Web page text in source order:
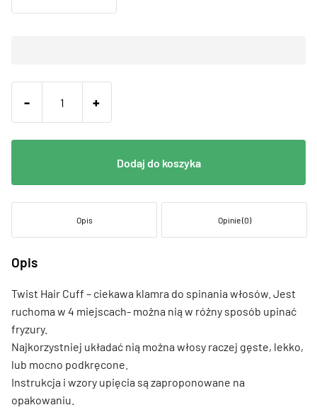
- +
Dodaj do koszyka
Opis Opinie (0)
Opis
Twist Hair Cuff – ciekawa klamra do spinania włosów. Jest
ruchoma w 4 miejscach- można nią w różny sposób upinać
fryzury.
Najkorzystniej układać nią można włosy raczej gęste, lekko,
lub mocno podkręcone.
Instrukcja i wzory upięcia są zaproponowane na
opakowaniu.